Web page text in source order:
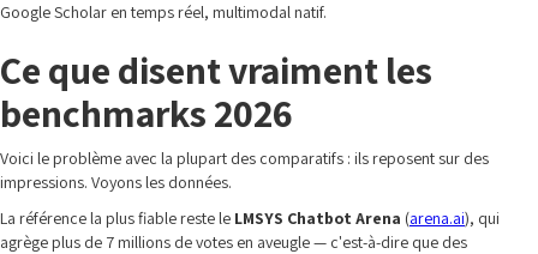
Google Scholar en temps réel, multimodal natif.
Ce que disent vraiment les
benchmarks 2026
Voici le problème avec la plupart des comparatifs : ils reposent sur des
impressions. Voyons les données.
La référence la plus fiable reste le LMSYS Chatbot Arena (arena.ai), qui
agrège plus de 7 millions de votes en aveugle — c'est-à-dire que des